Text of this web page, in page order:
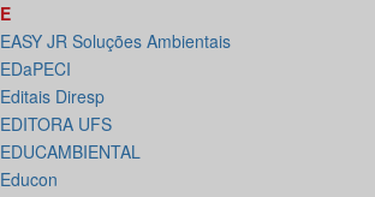
E
EASY JR Soluções Ambientais
EDaPECI
Editais Diresp
EDITORA UFS
EDUCAMBIENTAL
Educon